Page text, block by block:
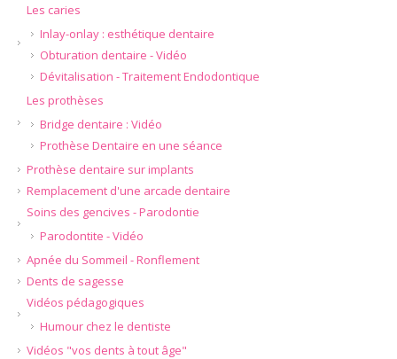
Les caries
Inlay-onlay : esthétique dentaire
Obturation dentaire - Vidéo
Dévitalisation - Traitement Endodontique
Les prothèses
Bridge dentaire : Vidéo
Prothèse Dentaire en une séance
Prothèse dentaire sur implants
Remplacement d'une arcade dentaire
Soins des gencives - Parodontie
Parodontite - Vidéo
Apnée du Sommeil - Ronflement
Dents de sagesse
Vidéos pédagogiques
Humour chez le dentiste
Vidéos "vos dents à tout âge"